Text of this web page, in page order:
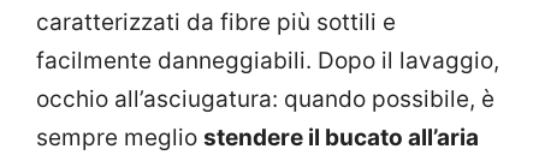
caratterizzati da fibre più sottili e
facilmente danneggiabili. Dopo il lavaggio,
occhio all’asciugatura: quando possibile, è
sempre meglio stendere il bucato all’aria